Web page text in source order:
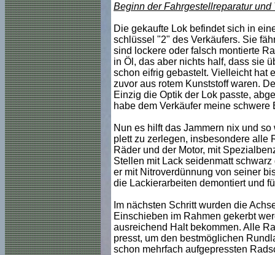
Beginn der Fahrgestellreparatur
Die gekaufte Lok befindet sich in
schlüssel "2" des Verkäufers. Sie
sind lockere oder falsch montierte
in Öl, das aber nichts half, dass sie
schon eifrig gebastelt. Vielleicht hat
zuvor aus rotem Kunststoff waren.
Einzig die Optik der Lok passte,
habe dem Verkäufer meine
Nun es hilft das Jammern nix und
plett zu zerlegen, insbesondere alle
Räder und der Motor, mit
Stellen mit Lack seidenmatt
er mit Nitroverdünnung von seiner
die Lackierarbeiten demontiert und
Im nächsten Schritt wurden die
Einschieben im Rahmen gekerbt
ausreichend Halt bekommen. Alle
presst, um den bestmöglichen
schon mehrfach aufgepressten